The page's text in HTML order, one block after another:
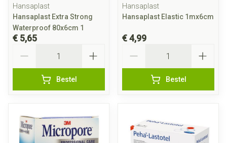
Hansaplast
Hansaplast Extra Strong
Waterproof 80x6cm 1
€ 5,65
Bestel
Hansaplast
Hansaplast Elastic 1mx6cm
€ 4,99
Bestel